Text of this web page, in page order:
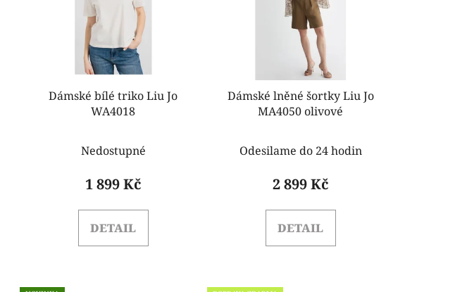
Dámské bílé triko Liu Jo
WA4018
Nedostupné
1 899 Kč
DETAIL
Dámské lněné šortky Liu Jo
MA4050 olivové
Odesilame do 24 hodin
2 899 Kč
DETAIL